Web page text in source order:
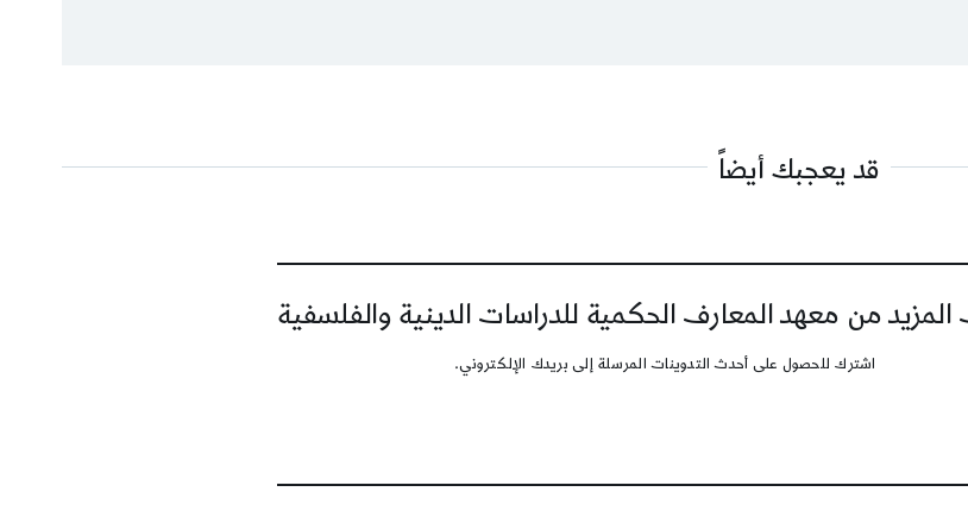
قد يعجبك أيضاً
من معهد المعارف الحكمية للدراسات الدينية والفلسفية
اشترك للحصول على أحدث التدوينات المرسلة إلى بريدك الإلكتروني.